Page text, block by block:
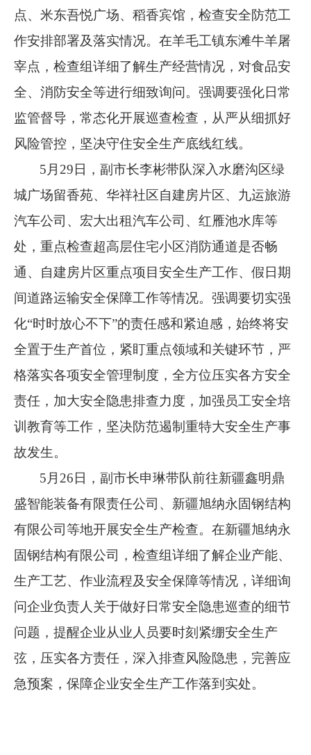
点、米东吾悦广场、稻香宾馆，检查安全防范工
作安排部署及落实情况。在羊毛工镇东滩牛羊屠
宰点，检查组详细了解生产经营情况，对食品安
全、消防安全等进行细致询问。强调要强化日常
监管督导，常态化开展巡查检查，从严从细抓好
风险管控，坚决守住安全生产底线红线。
5月29日，副市长李彬带队深入水磨沟区绿
城广场留香苑、华祥社区自建房片区、九运旅游
汽车公司、宏大出租汽车公司、红雁池水库等
处，重点检查超高层住宅小区消防通道是否畅
通、自建房片区重点项目安全生产工作、假日期
间道路运输安全保障工作等情况。强调要切实强
化“时时放心不下”的责任感和紧迫感，始终将安
全置于生产首位，紧盯重点领域和关键环节，严
格落实各项安全管理制度，全方位压实各方安全
责任，加大安全隐患排查力度，加强员工安全培
训教育等工作，坚决防范遏制重特大安全生产事
故发生。
5月26日，副市长申琳带队前往新疆鑫明鼎
盛智能装备有限责任公司、新疆旭纳永固钢结构
有限公司等地开展安全生产检查。在新疆旭纳永
固钢结构有限公司，检查组详细了解企业产能、
生产工艺、作业流程及安全保障等情况，详细询
问企业负责人关于做好日常安全隐患巡查的细节
问题，提醒企业从业人员要时刻紧绷安全生产
弦，压实各方责任，深入排查风险隐患，完善应
急预案，保障企业安全生产工作落到实处。